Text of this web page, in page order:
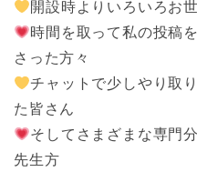
開設時よりいろいろお
時間を取って私の投稿
さった方々
チャットで少しやり取
た皆さん
そしてさまざまな専門
先生方